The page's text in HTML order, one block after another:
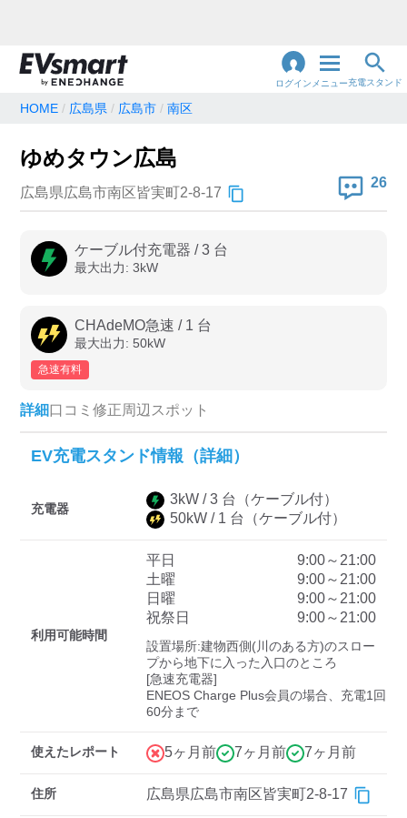
ログイン メニュー充電スタンド
地名・観光スポット・住所
充電器の種類
急速充電器のみ表示
認証システム
EV充電エネチェンジ
三菱ディーラーを表示
日産ディーラーを表示
すべて 中速-20kW-以上 急速-44kW-以上
HOME 広島県 広島市 南区
ゆめタウン広島
広島県広島市南区皆実町2-8-17
26
ケーブル付充電器 /3 台
最大出力: 3kW
CHAdeMO急速 / 1 台
最大出力: 50kW
急速有料
詳細口コミ 修正周辺スポット
EV充電スタンド情報（詳細）
充電器
3kW /3 台
（ケーブル付）
50kW / 1 台 （ケーブル付）
利用可能時間
平日
9:00～21:00
土曜
9:00～21:00
日曜
9:00～21:00
祝祭日
9:00～21:00
設置場所:建物西側(川のある方)のスロー
プから地下に入った入口のところ
[急速充電器]
ENEOS Charge Plus会員の場合、充電1回
使えたレポート 5ヶ月前 7ヶ月前 7ヶ月前
住所 広島県広島市南区皆実町2-8-17